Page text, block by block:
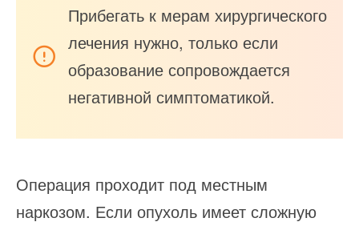
Прибегать к мерам хирургического
лечения нужно, только если
образование сопровождается
негативной симптоматикой.
Операция проходит под местным
наркозом. Если опухоль имеет сложную